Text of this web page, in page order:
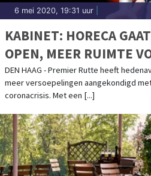
6 mei 2020, 19:31 uur
KABINET: HORECA
OPEN, MEER RUIMTE
CONTACTBEROEPEN
DEN HAAG - Premier Rutte heeft
meer versoepelingen aangekondigd
coronacrisis. Met een [...]